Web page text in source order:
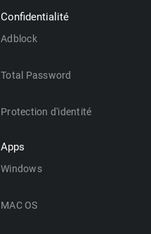
Confidentialité
Adblock
Total Password
Protection d'identité
Apps
Windows
MAC OS